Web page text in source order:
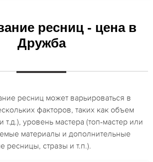
ресниц - цена в
Дружба
ресниц может варьироваться в
факторов, таких как объем
т.д.), уровень мастера (топ-мастер или
материалы и дополнительные
ресницы, стразы и т.п.).